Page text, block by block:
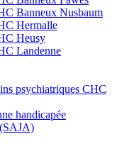
Banneux Nusbaum
Hermalle
Heusy
Landenne
psychiatriques CHC
handicapée